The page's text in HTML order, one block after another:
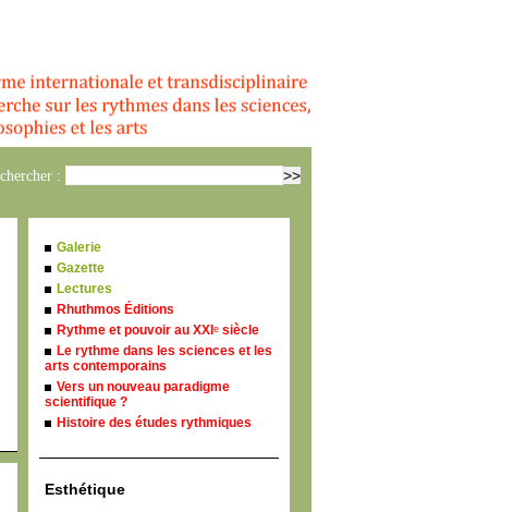
:
Galerie
Gazette
Lectures
Rhuthmos Éditions
Rythme et pouvoir au XXI e siècle
Le rythme dans les sciences et les
arts contemporains
Vers un nouveau paradigme
scientifique ?
Histoire des études rythmiques
Esthétique